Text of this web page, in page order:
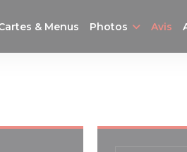
& Menus Photos Avis